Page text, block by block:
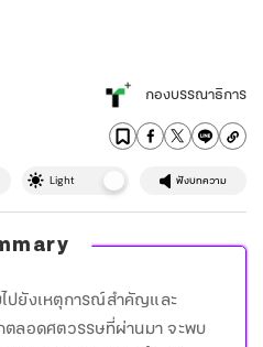
กองบรรณาธิการ
Light ฟังบทความ
ปยังเหตุการณ์สำคัญและ
ตลอดศตวรรษที่ผ่านมา จะพบ